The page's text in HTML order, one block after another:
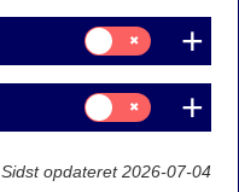
Samtykke
til:
Statistik
Samtykke
til:
Markedsføring
Sidst opdateret 2026-07-04